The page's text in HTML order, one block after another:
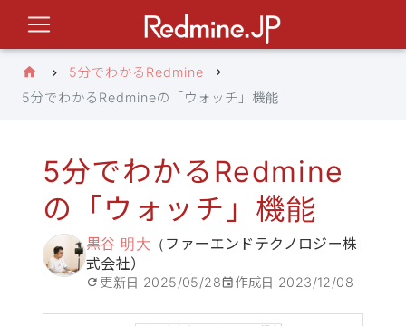
5分でわかるRedmine
5分でわかるRedmineの「ウォッチ」機能
5分でわかるRedmine
の「ウォッチ」機能
黒谷 明大 （ファーエンドテクノロジー株
式会社）
更新日 2025/05/28 作成日 2023/12/08